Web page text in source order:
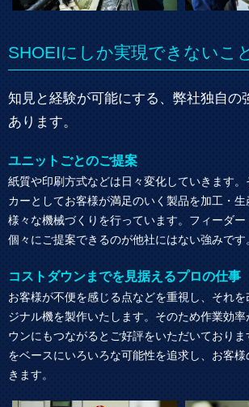
SHOEIにしか実現できないこ
知見と経験が可能にする、弊社独自の
あります。
ユニットごとのご提案
紙質や印刷方式などは日々変化していきます
カーとしてお客様が満足のいく製品を加工・生
様々な機械づくりを行っています。フィーダー
個々にご提案できるのが他社にはない強みです
コストダウンまでを見据えるプロの仕事
お客様が不便を感じる点などを重視し、それを
ジナル機を製作いたします。そのため作業効
ウンにもつながるとご好評をいただいており
をベースにいろいろな可能性を追求し、お客
きます。